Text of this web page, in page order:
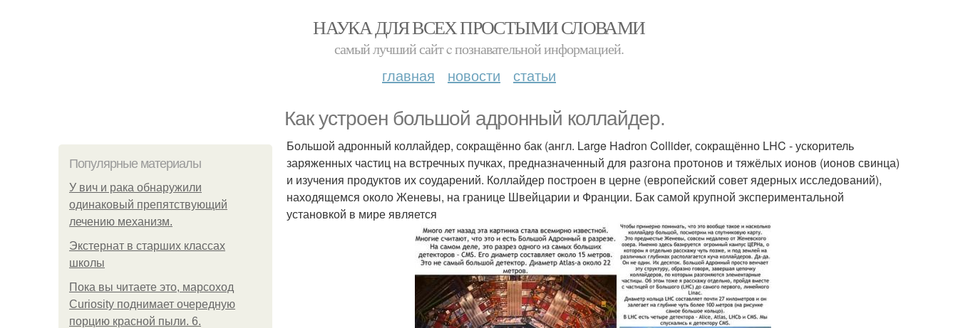
НАУКА ДЛЯ ВСЕХ ПРОСТЫМИ СЛОВАМИ
самый лучший сайт c познавательной информацией.
главная новости статьи
Как устроен большой адронный коллайдер.
Популярные материалы
У вич и рака обнаружили
одинаковый препятствующий
лечению механизм.
Экстернат в старших классах
школы
Пока вы читаете это, марсоход
Curiosity поднимает очередную
порцию красной пыли. 6.
Большой адронный коллайдер, сокращённо бак (англ. Large Hadron Collider, сокращённо LHC - ускоритель
заряженных частиц на встречных пучках, предназначенный для разгона протонов и тяжёлых ионов (ионов свинца)
и изучения продуктов их соударений. Коллайдер построен в церне (европейский совет ядерных исследований),
находящемся около Женевы, на границе Швейцарии и Франции. Бак самой крупной экспериментальной
установкой в мире является